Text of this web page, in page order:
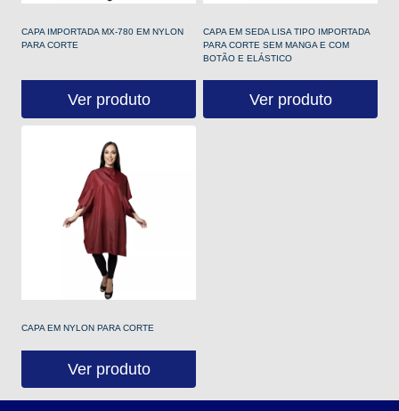
CAPA IMPORTADA MX-780 EM NYLON
PARA CORTE
Ver produto
CAPA EM SEDA LISA TIPO IMPORTADA
PARA CORTE SEM MANGA E COM
BOTÃO E ELÁSTICO
Ver produto
CAPA EM NYLON PARA CORTE
Ver produto